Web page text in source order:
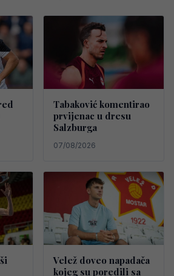
Tabaković komentirao
prvijenac u dresu
Salzburga
07/08/2026
Velež doveo napadača
kojeg su poredili sa